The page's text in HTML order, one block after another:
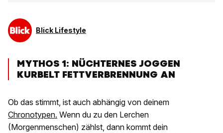
Blick Lifestyle
MYTHOS 1: NÜCHTERNES JOGGEN
KURBELT FETTVERBRENNUNG AN
Ob das stimmt, ist auch abhängig von deinem
Chronotypen. Wenn du zu den Lerchen
(Morgenmenschen) zählst, dann kommt dein